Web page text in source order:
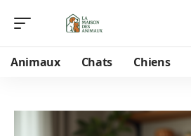
Animaux Chats Chiens